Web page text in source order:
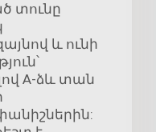
տունը
և ունի
A-ձև տան